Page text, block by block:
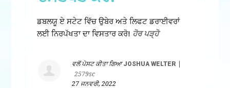
ਡਬਲਯੂ ਏ ਸਟੇਟ ਵਿੱਚ ਉਬੇਰ ਅਤੇ ਲਿਫਟ ਡਰਾਈਵਰਾਂ
ਲਈ ਨਿਰਪੱਖਤਾ ਦਾ ਵਿਸਤਾਰ ਕਰੋ! ਹੋਰ ਪੜ੍ਹੋ
ਵਲੋਂ ਪੋਸਟ ਕੀਤਾ ਗਿਆJOSHUA WELTER
2579sc
27 ਜਨਵਰੀ, 2022